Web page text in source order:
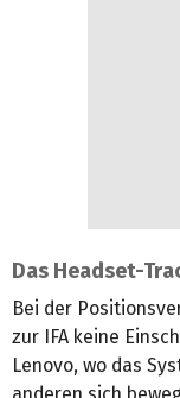
Das Headset-
Bei der
zur IFA keine
Lenovo, wo das